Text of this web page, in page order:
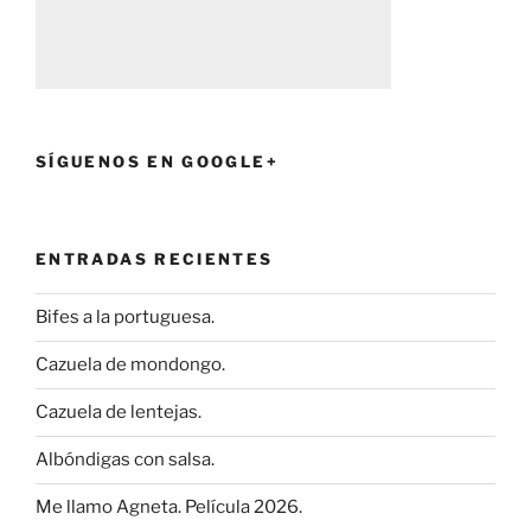
SÍGUENOS EN GOOGLE+
ENTRADAS RECIENTES
Bifes a la portuguesa.
Cazuela de mondongo.
Cazuela de lentejas.
Albóndigas con salsa.
Me llamo Agneta. Película 2026.